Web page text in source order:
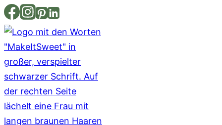
Zum
Inhalt
springen